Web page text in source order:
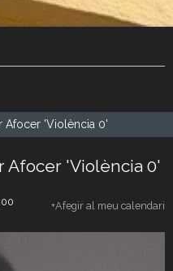
Afocer 'Violència 0'
Afocer 'Violència 0'
+Afegir al meu calendari